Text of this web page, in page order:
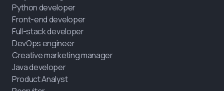
Python developer
Front-end developer
Full-stack developer
DevOps engineer
Creative marketing manager
Java developer
Product Analyst